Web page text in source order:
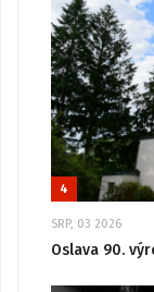
4
SRP, 03 2026
Oslava 90.